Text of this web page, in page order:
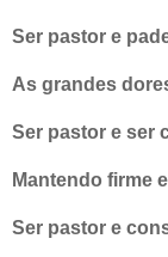
Ser pastor e
As grandes
Ser pastor e ser
Mantendo firme
Ser pastor e